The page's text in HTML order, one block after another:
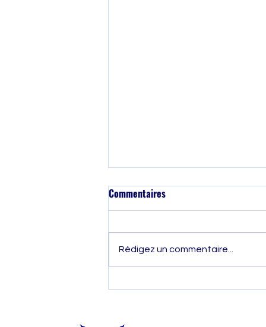
Prix de la Buiatrie 2025 : Dr
Commentaires
Rédigez un commentaire...